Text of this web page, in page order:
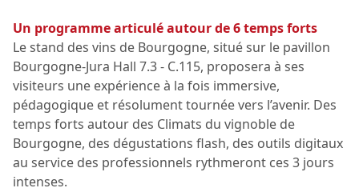
Un programme articulé autour de 6 temps forts
Le stand des vins de Bourgogne, situé sur le pavillon
Bourgogne-Jura Hall 7.3 - C.115, proposera à ses
visiteurs une expérience à la fois immersive,
pédagogique et résolument tournée vers l’avenir. Des
temps forts autour des Climats du vignoble de
Bourgogne, des dégustations flash, des outils digitaux
au service des professionnels rythmeront ces 3 jours
intenses.